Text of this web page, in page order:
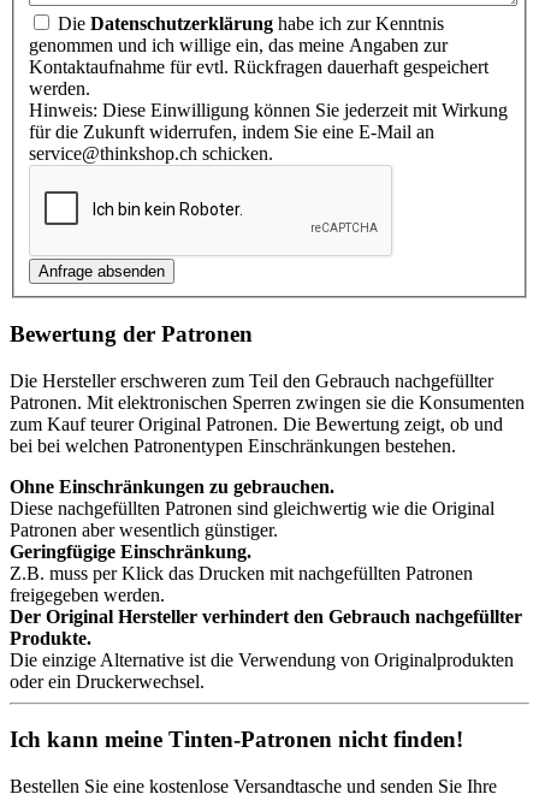
Die Datenschutzerklärung habe ich zur Kenntnis
genommen und ich willige ein, das meine Angaben zur
Kontaktaufnahme für evtl. Rückfragen dauerhaft gespeichert
werden.
Hinweis: Diese Einwilligung können Sie jederzeit mit Wirkung
für die Zukunft widerrufen, indem Sie eine E-Mail an
service@thinkshop.ch schicken.
Bewertung der Patronen
Die Hersteller erschweren zum Teil den Gebrauch nachgefüllter
Patronen. Mit elektronischen Sperren zwingen sie die Konsumenten
zum Kauf teurer Original Patronen. Die Bewertung zeigt, ob und
bei bei welchen Patronentypen Einschränkungen bestehen.
Ohne Einschränkungen zu gebrauchen.
Diese nachgefüllten Patronen sind gleichwertig wie die Original
Patronen aber wesentlich günstiger.
Geringfügige Einschränkung.
Z.B. muss per Klick das Drucken mit nachgefüllten Patronen
freigegeben werden.
Der Original Hersteller verhindert den Gebrauch nachgefüllter
Produkte.
Die einzige Alternative ist die Verwendung von Originalprodukten
oder ein Druckerwechsel.
Ich kann meine Tinten-Patronen nicht finden!
Bestellen Sie eine kostenlose Versandtasche und senden Sie Ihre